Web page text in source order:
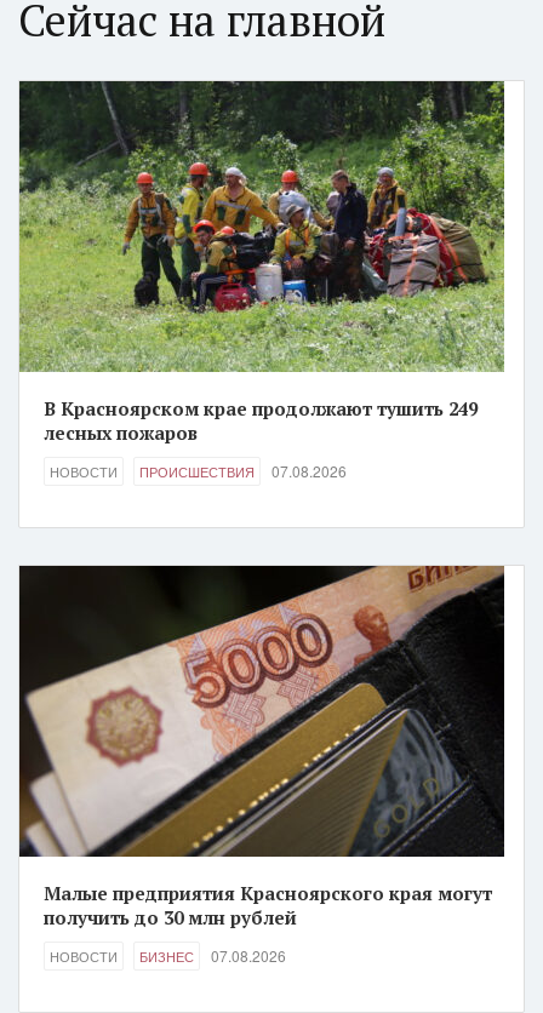
Сейчас на главной
В Красноярском крае продолжают тушить 249
лесных пожаров
НОВОСТИ ПРОИСШЕСТВИЯ 07.08.2026
Малые предприятия Красноярского края могут
получить до 30 млн рублей
НОВОСТИ БИЗНЕС 07.08.2026